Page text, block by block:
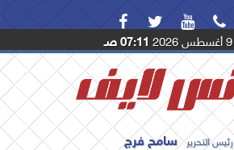
   
07:11 صـ
رئيس التحرير سامح فرج